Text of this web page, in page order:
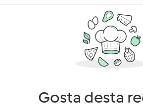
Gosta desta